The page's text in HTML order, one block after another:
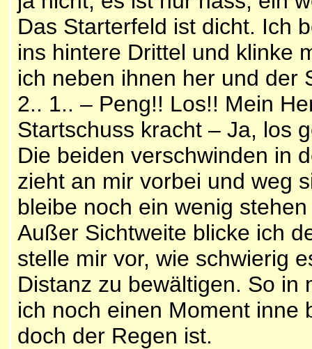
Das Starterfeld ist dicht. Ich
ins hintere Drittel und klinke
ich neben ihnen her und
2.. 1.. – Peng!! Los!! Mein
Startschuss kracht – Ja, los
Die beiden verschwinden in
zieht an mir vorbei und weg
bleibe noch ein wenig
Außer Sichtweite blicke ich
stelle mir vor, wie schwierig
Distanz zu bewältigen. So in
ich noch einen Moment inne
doch der Regen ist.